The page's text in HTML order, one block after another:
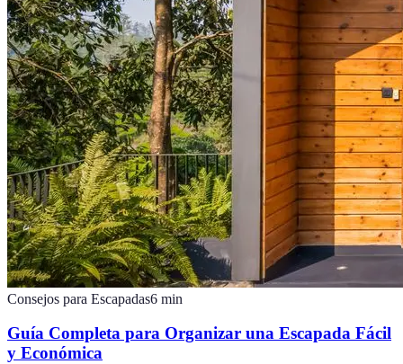
Consejos para Escapadas6 min
Guía Completa para Organizar una Escapada Fácil
y Económica